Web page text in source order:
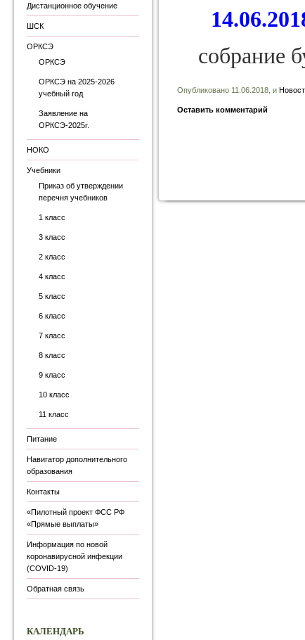
собрание
Опубликовано 11.06.2018, и
Оставить комментарий
Запись навигация
Дистанционное обучение
ШСК
ОРКСЭ
ОРКСЭ
ОРКСЭ на 2025-2026
учебный год
Заявление на
ОРКСЭ-2025г.
НОКО
Учебники
Приказ об утверждении
перечня учебников
1 класс
3 класс
2 класс
4 класс
5 класс
6 класс
7 класс
8 класс
9 класс
10 класс
11 класс
Питание
Навигатор дополнительного
образования
Контакты
«Пилотный проект ФСС РФ
«Прямые выплаты»
Информация по новой
коронавирусной инфекции
(COVID-19)
Обратная связь
КАЛЕНДАРЬ